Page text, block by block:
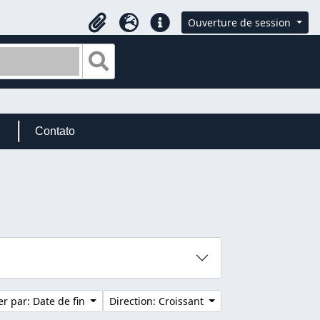
Presse-papier
LangueLiens rapidesOuverture de session
Contato
par: Date de fin Direction: Croissant